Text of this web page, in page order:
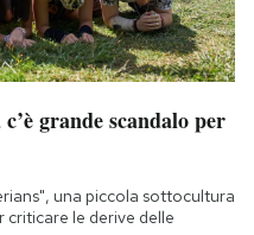
grande scandalo per
una piccola sottocultura
criticare le derive delle